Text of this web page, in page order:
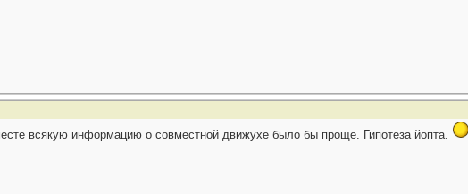
всякую информацию о совместной движухе было бы проще. Гипотеза йопта.